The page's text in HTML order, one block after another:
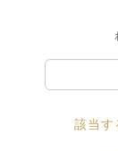
該当す